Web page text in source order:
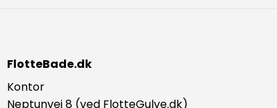
FlotteBade.dk
Kontor
Neptunvej 8 (ved FlotteGulve.dk)